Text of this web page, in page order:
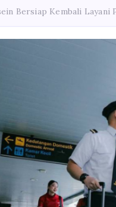
Bersiap Kembali